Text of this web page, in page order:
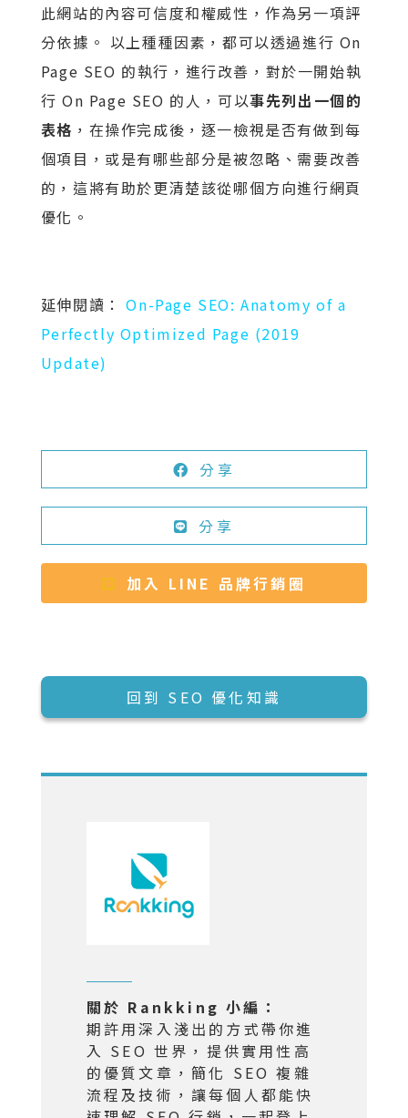
此網站的內容可信度和權威性，作為另一項評
分依據。 以上種種因素，都可以透過進行 On
Page SEO 的執行，進行改善，對於一開始執
行 On Page SEO 的人，可以事先列出一個的
表格 ，在操作完成後，逐一檢視是否有做到每
個項目，或是有哪些部分是被忽略、需要改善
的，這將有助於更清楚該從哪個方向進行網頁
優化。
延伸閱讀：On-Page SEO: Anatomy of a
Perfectly Optimized Page (2019
Update)
分享
分享
加入 LINE 品牌行銷圈
回到 SEO 優化知識
關於 Rankking 小編：
期許用深入淺出的方式帶你進
入 SEO 世界，提供實用性高
的優質文章，簡化 SEO 複雜
流程及技術，讓每個人都能快